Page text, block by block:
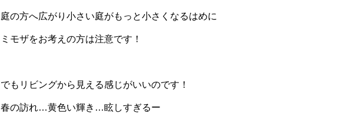
庭の方へ広がり小さい庭がもっと小さくなるはめに
ミモザをお考えの方は注意です！
でもリビングから見える感じがいいのです！
春の訪れ…黄色い輝き…眩しすぎるー